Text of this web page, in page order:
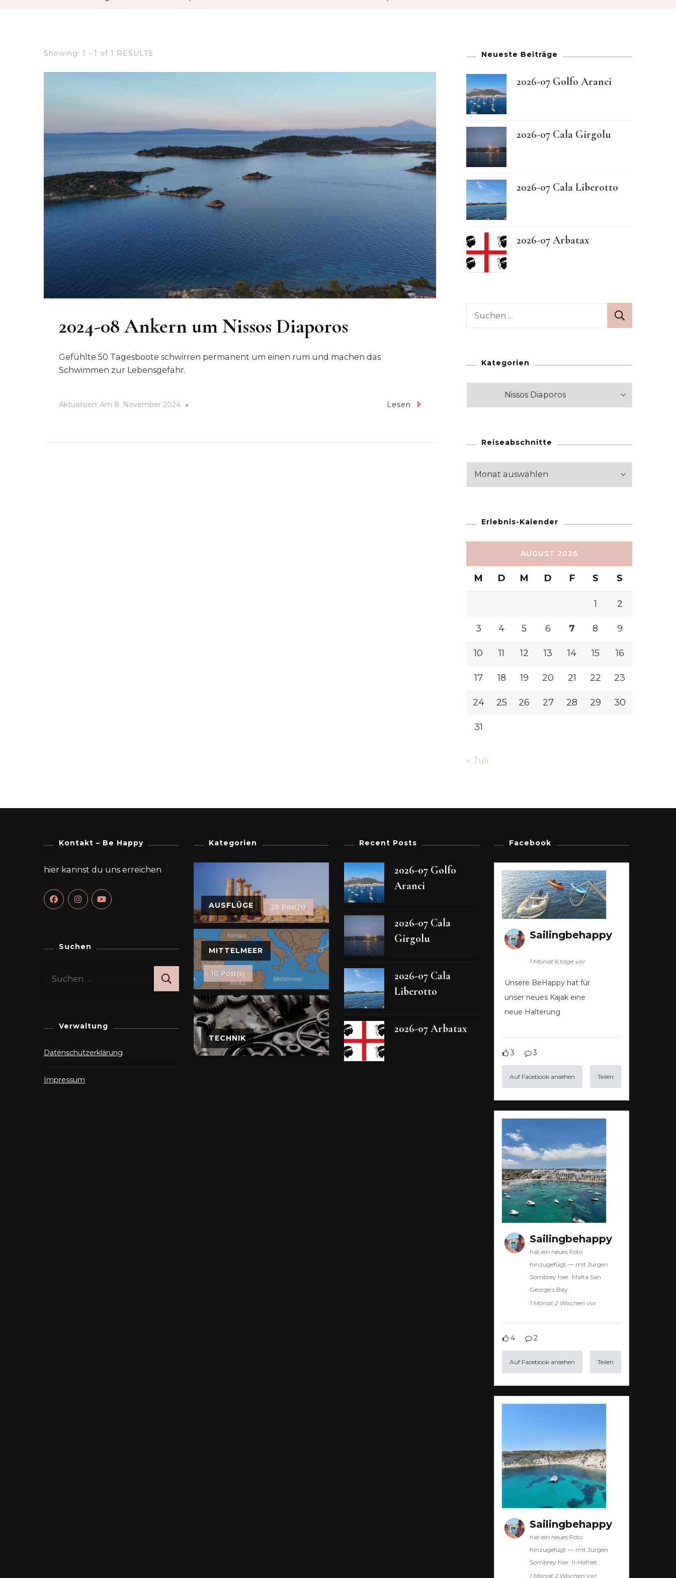
Maltese
Portuguese
Showing: 1 - 1 of 1 RESULTS
2024-08 Ankern um Nissos Diaporos
Gefühlte 50 Tagesboote schwirren permanent um einen rum und machen das
Schwimmen zur Lebensgefahr.
Aktualisiert Am 8. November 2024 Lesen
Neueste Beiträge
2026-07 Golfo Aranci
2026-07 Cala Girgolu
2026-07 Cala Liberotto
2026-07 Arbatax
Suchen
Kategorien
Kategorien
Reiseabschnitte
Reiseabschnitte
Erlebnis-Kalender
AUGUST 2026
M D M D F S S
1 2
3 4 5 6 7 8 9
10 11 12 13 14 15 16
17 18 19 20 21 22 23
24 25 26 27 28 29 30
31
« Juli
Kontakt – Be Happy
hier kannst du uns erreichen
Suchen
Suchen
Verwaltung
Datenschutzerklärung
Impressum
Kategorien
AUSFLÜGE 29 Post(s)
MITTELMEER
10 Post(s)
TECHNIK
Recent Posts
2026-07 Golfo
Aranci
2026-07 Cala
Girgolu
2026-07 Cala
Liberotto
2026-07 Arbatax
Facebook
Sailingbehappy
1 Monat 6 tage vor
Unsere BeHappy hat für
unser neues Kajak eine
neue Halterung
3 3
Auf Facebook ansehen Teilen
Sailingbehappy
hat ein neues Foto
hinzugefügt — mit Jürgen
Sombrey hier: Malta San
George’s Bay.
1 Monat 2 Wochen vor
4 2
Auf Facebook ansehen Teilen
Sailingbehappy
hat ein neues Foto
hinzugefügt — mit Jürgen
Sombrey hier: Il-Hofriet.
1 Monat 2 Wochen vor